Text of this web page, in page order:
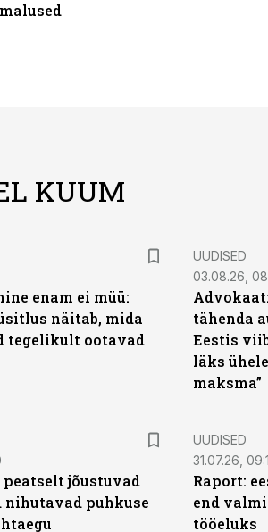
KUUM
enam ei müü:
näitab, mida
tegelikult ootavad
UUDISED
03.08.26,
tähenda
Eestis
läks
maksma”
peatselt jõustuvad
nihutavad puhkuse
UUDISED
31.07.26,
Raport:
end
tööeluks